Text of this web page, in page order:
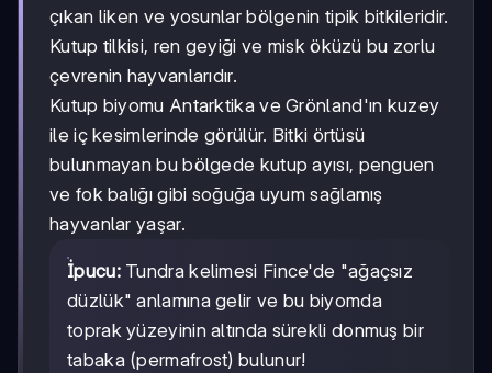
çıkan liken ve yosunlar bölgenin tipik bitkileridir.
Kutup tilkisi, ren geyiği ve misk öküzü bu zorlu
çevrenin hayvanlarıdır.
Kutup biyomu Antarktika ve Grönland'ın kuzey
ile iç kesimlerinde görülür. Bitki örtüsü
bulunmayan bu bölgede kutup ayısı, penguen
ve fok balığı gibi soğuğa uyum sağlamış
hayvanlar yaşar.
İpucu:Tundra kelimesi Fince'de "ağaçsız
düzlük" anlamına gelir ve bu biyomda
toprak yüzeyinin altında sürekli donmuş bir
tabaka (permafrost) bulunur!